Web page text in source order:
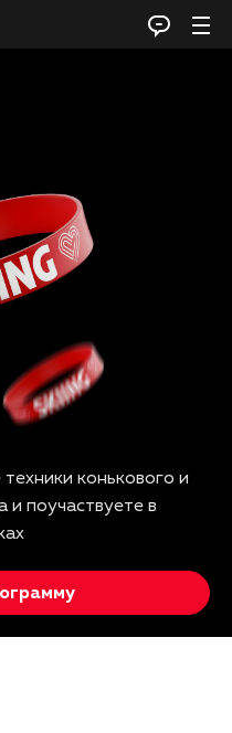
конькового и
и поучаствуете в